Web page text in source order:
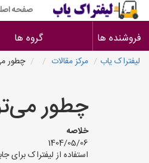
صفحه
فروشنده ها گروه ها
لیفتراک یاب مرکز مقالات چطور
چطور
خلاصه
1404/05/06
استفاده از لیفتراک